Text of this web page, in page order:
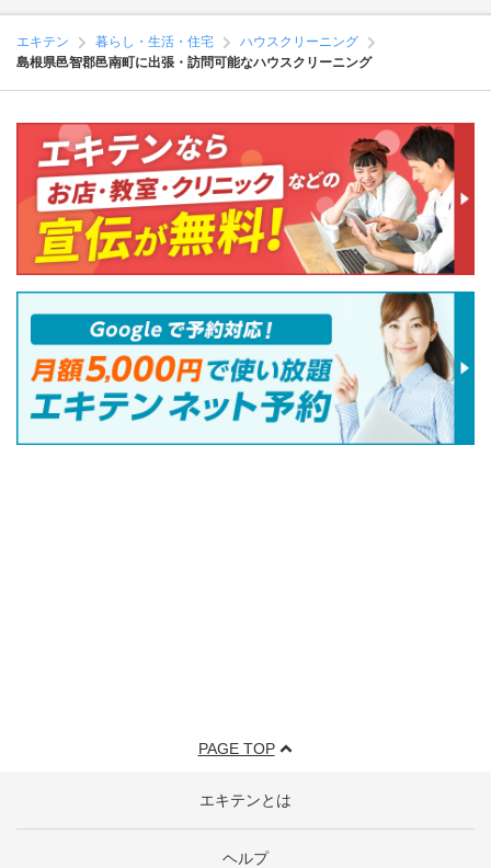
エキテン 暮らし・生活・住宅
ハウスクリーニング
島根県邑智郡邑南町に出張・訪問可能なハウスクリーニング
PAGE TOP
エキテンとは
ヘルプ